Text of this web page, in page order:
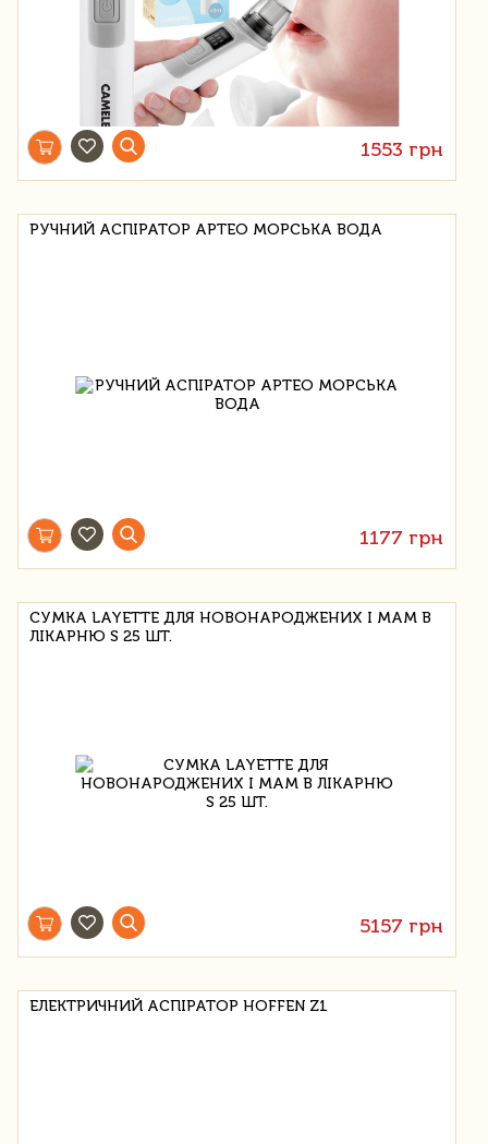
1553 грн
РУЧНИЙ АСПІРАТОР APTEO МОРСЬКА ВОДА
1177 грн
СУМКА LAYETTE ДЛЯ НОВОНАРОДЖЕНИХ І МАМ В
ЛІКАРНЮ S 25 ШТ.
5157 грн
ЕЛЕКТРИЧНИЙ АСПІРАТОР HOFFEN Z1